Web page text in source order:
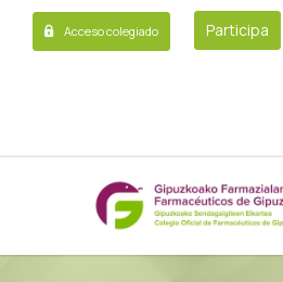
Acceso colegiado Participa